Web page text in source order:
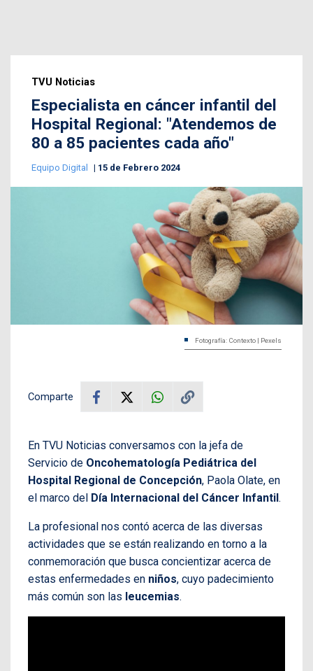
TVU Noticias
Especialista en cáncer infantil del
Hospital Regional: "Atendemos de
80 a 85 pacientes cada año"
Equipo Digital 15 de Febrero 2024
Fotografía: Contexto | Pexels
Comparte
En TVU Noticias conversamos con la jefa de
Servicio de Oncohematología Pediátrica del
Hospital Regional de Concepción, Paola Olate, en
el marco del Día Internacional del Cáncer Infantil.
La profesional nos contó acerca de las diversas
actividades que se están realizando en torno a la
conmemoración que busca concientizar acerca de
estas enfermedades en niños, cuyo padecimiento
más común son las leucemias.